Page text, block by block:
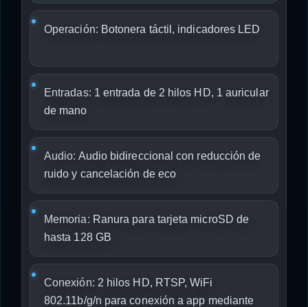
Operación: Botonera táctil, indicadores LED
Entradas: 1 entrada de 2 hilos HD, 1 auricular
de mano
Audio: Audio bidireccional con reducción de
ruido y cancelación de eco
Memoria: Ranura para tarjeta microSD de
hasta 128 GB
Conexión: 2 hilos HD, RTSP, WiFi
802.11b/g/n para conexión a app mediante